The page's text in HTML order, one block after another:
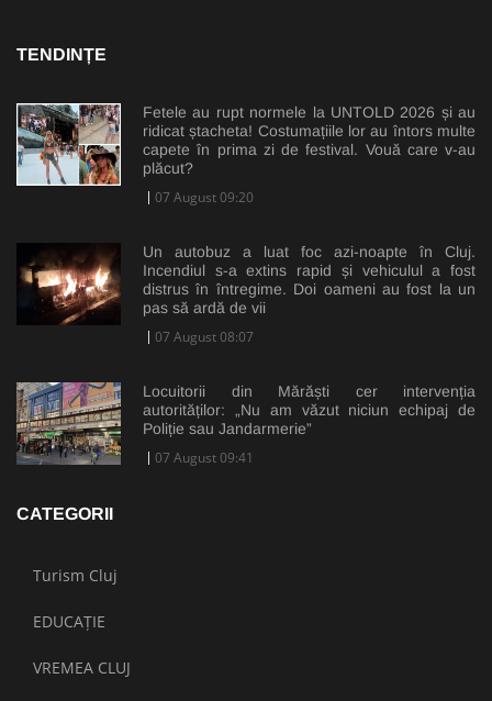
TENDINȚE
Fetele au rupt normele la UNTOLD 2026 și au
ridicat ștacheta! Costumațiile lor au întors multe
capete în prima zi de festival. Vouă care v-au
plăcut?
07 August 09:20
Un autobuz a luat foc azi-noapte în Cluj.
Incendiul s-a extins rapid și vehiculul a fost
distrus în întregime. Doi oameni au fost la un
pas să ardă de vii
07 August 08:07
Locuitorii din Mărăști cer intervenția
autorităților: „Nu am văzut niciun echipaj de
Poliție sau Jandarmerie”
07 August 09:41
CATEGORII
Turism Cluj
EDUCAȚIE
VREMEA CLUJ